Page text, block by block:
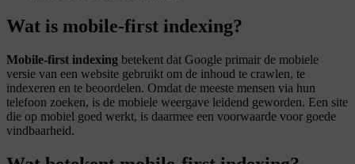
Wat is mobile-first indexing?
Mobile-first indexing betekent dat Google primair de mobiele
versie van een website gebruikt om de inhoud te crawlen, te
indexeren en te beoordelen. Omdat de meeste mensen via hun
telefoon zoeken, is de mobiele weergave leidend geworden. Een site
die op mobiel goed werkt, is daarmee een voorwaarde voor goede
vindbaarheid.